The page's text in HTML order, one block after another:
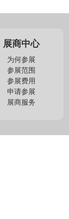
展商中心
为何参展
参展范围
参展费用
申请参展
展商服务